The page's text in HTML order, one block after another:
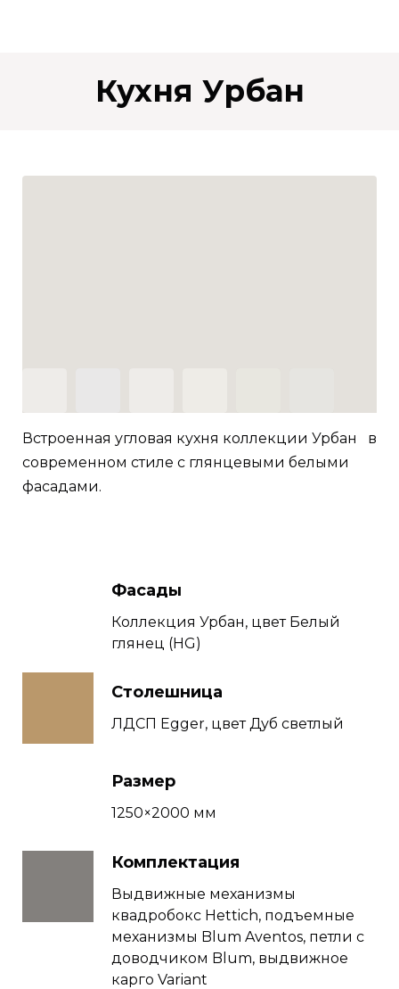
Кухня Урбан
Встроенная угловая кухня коллекции Урбан в
современном стиле с глянцевыми белыми
фасадами.
Фасады
Коллекция Урбан, цвет Белый
глянец (HG)
Столешница
ЛДСП Egger, цвет Дуб светлый
Размер
1250×2000 мм
Комплектация
Выдвижные механизмы
квадробокс Hettich, подъемные
механизмы Blum Aventos, петли с
доводчиком Blum, выдвижное
карго Variant